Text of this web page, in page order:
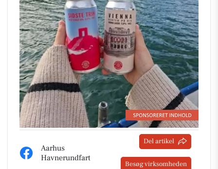
Aarhus
Havnerundfart
Del artikel
Besøg virksomheden